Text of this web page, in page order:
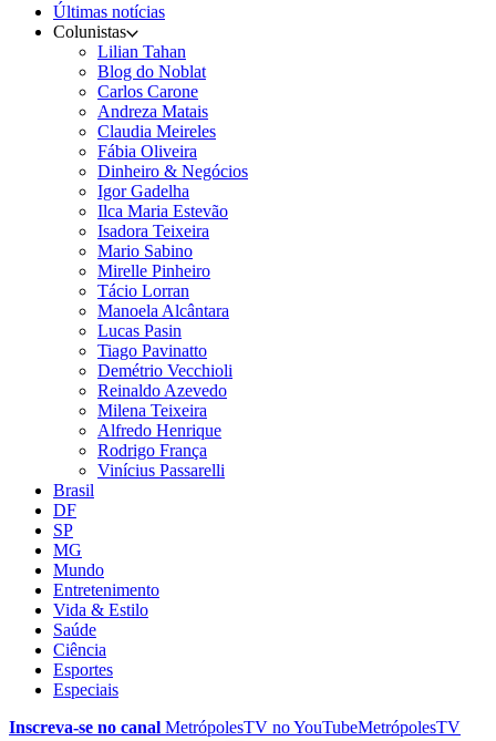
Últimas notícias
Colunistas
Lilian Tahan
Blog do Noblat
Carlos Carone
Andreza Matais
Claudia Meireles
Fábia Oliveira
Dinheiro & Negócios
Igor Gadelha
Ilca Maria Estevão
Isadora Teixeira
Mario Sabino
Mirelle Pinheiro
Tácio Lorran
Manoela Alcântara
Lucas Pasin
Tiago Pavinatto
Demétrio Vecchioli
Reinaldo Azevedo
Milena Teixeira
Alfredo Henrique
Rodrigo França
Vinícius Passarelli
Brasil
DF
SP
MG
Mundo
Entretenimento
Vida & Estilo
Saúde
Ciência
Esportes
Especiais
Inscreva-se no canal MetrópolesTV noYouTubeMetrópolesTV